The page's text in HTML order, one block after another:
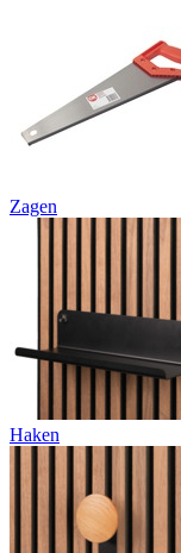
Zagen
Haken